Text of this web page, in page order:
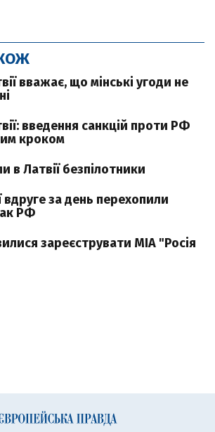
вважає, що мінські угоди не
введення санкцій проти РФ
кроком
в Латвії безпілотники
вдруге за день перехопили
РФ
зареєструвати МІА "Росія